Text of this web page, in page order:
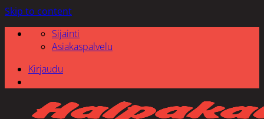
Skip to content
Sijainti
Asiakaspalvelu
Kirjaudu